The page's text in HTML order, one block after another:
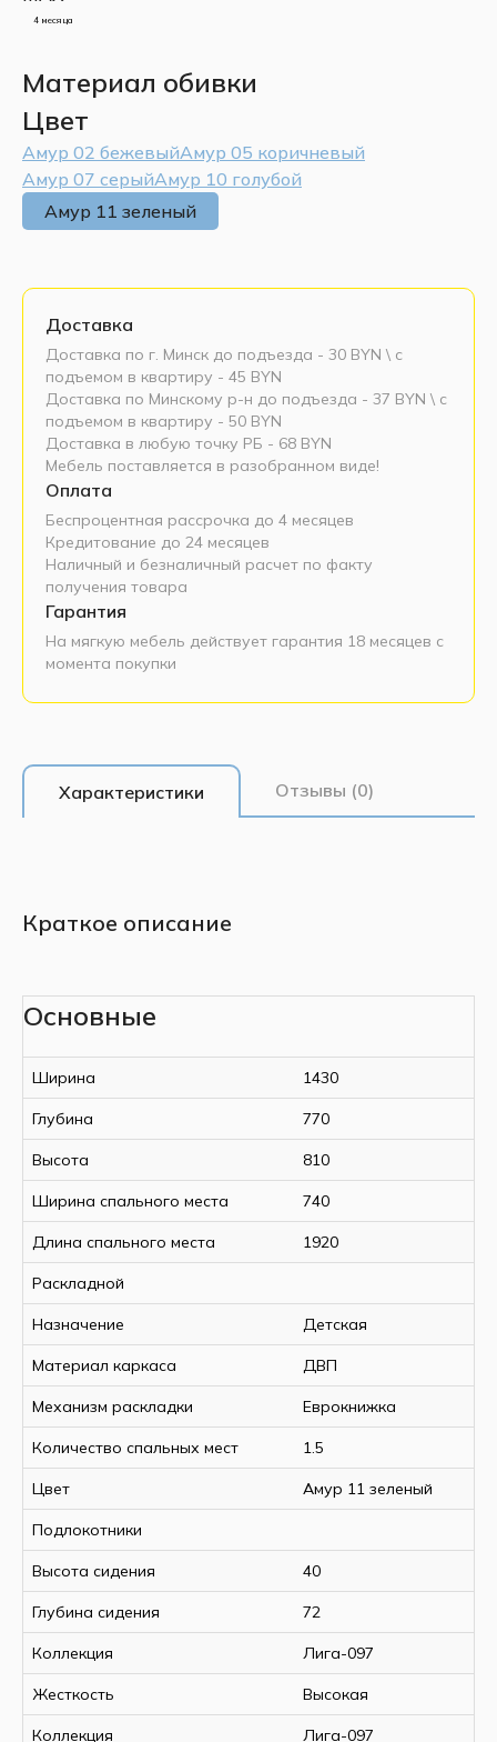
4 месяца
Материал обивки
Цвет
Амур 02 бежевыйАмур 05 коричневый
Амур 07 серыйАмур 10 голубой
Амур 11 зеленый
Доставка
Доставка по г. Минск до подъезда - 30 BYN \ c
подъемом в квартиру - 45 BYN
Доставка по Минскому р-н до подъезда - 37 BYN \ c
подъемом в квартиру - 50 BYN
Доставка в любую точку РБ - 68 BYN
Мебель поставляется в разобранном виде!
Оплата
Беспроцентная рассрочка до 4 месяцев
Кредитование до 24 месяцев
Наличный и безналичный расчет по факту
получения товара
Гарантия
На мягкую мебель действует гарантия 18 месяцев с
момента покупки
Характеристики Отзывы (0)
Краткое описание
Основные
Ширина 1430
Глубина 770
Высота 810
Ширина спального места 740
Длина спального места 1920
Раскладной
Назначение Детская
Материал каркаса ДВП
Механизм раскладки Еврокнижка
Количество спальных мест 1.5
Цвет Амур 11 зеленый
Подлокотники
Высота сидения 40
Глубина сидения 72
Коллекция Лига-097
Жесткость Высокая
Коллекция Лига-097